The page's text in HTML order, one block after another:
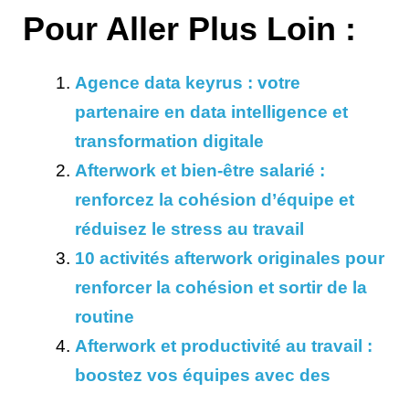
Pour Aller Plus Loin :
Agence data keyrus : votre
partenaire en data intelligence et
transformation digitale
Afterwork et bien-être salarié :
renforcez la cohésion d’équipe et
réduisez le stress au travail
10 activités afterwork originales pour
renforcer la cohésion et sortir de la
routine
Afterwork et productivité au travail :
boostez vos équipes avec des